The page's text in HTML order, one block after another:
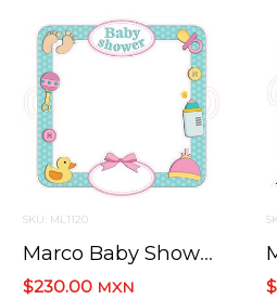
SKU: ML1120
Marco Baby Shower Pintado 103 Cms X 99 Cms
$230.00 MXN